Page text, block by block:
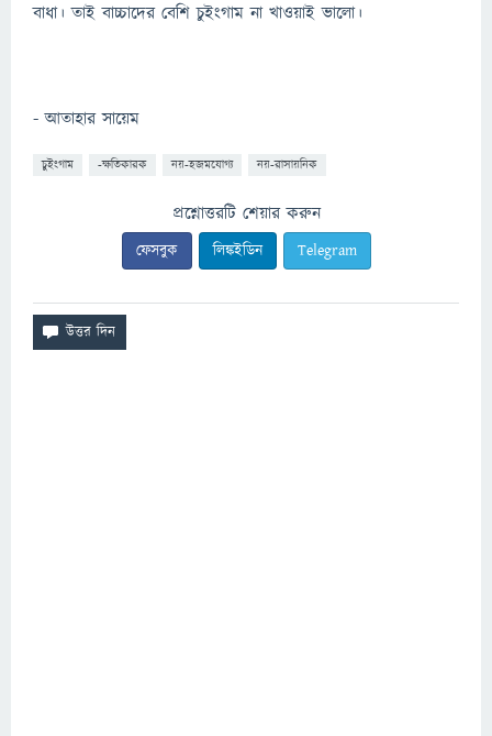
বাধা। তাই বাচ্চাদের বেশি চুইংগাম না খাওয়াই ভালো।
- আতাহার সায়েম
চুইংগাম -ক্ষতিকারক নয়-হজমযোগ্য নয়-রাসায়নিক
প্রশ্নোত্তরটি শেয়ার করুন
ফেসবুক লিঙ্কইডিন Telegram